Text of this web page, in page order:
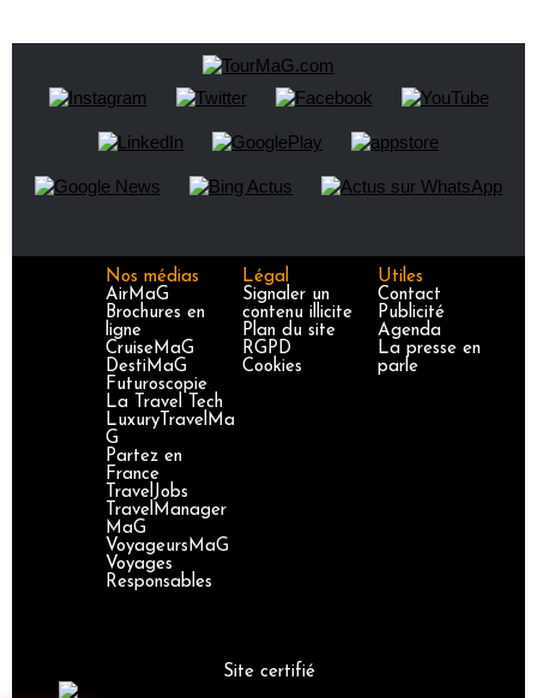
Nos médias
AirMaG
Brochures en
ligne
CruiseMaG
DestiMaG
Futuroscopie
La Travel Tech
LuxuryTravelMa
G
Partez en
France
TravelJobs
TravelManager
MaG
VoyageursMaG
Voyages
Responsables
Légal
Signaler un
contenu illicite
Plan du site
RGPD
Cookies
Utiles
Contact
Publicité
Agenda
La presse en
parle
Site certifié